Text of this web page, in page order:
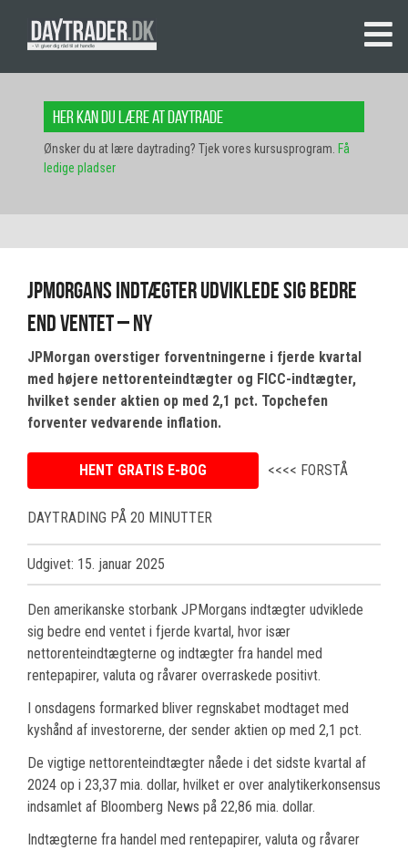
Her kan du lære at daytrade
Ønsker du at lære daytrading? Tjek vores kursusprogram. Få
ledige pladser
JPMorgans indtægter udviklede sig bedre
end ventet – NY
JPMorgan overstiger forventningerne i fjerde kvartal
med højere nettorenteindtægter og FICC-indtægter,
hvilket sender aktien op med 2,1 pct. Topchefen
forventer vedvarende inflation.
HENT GRATIS E-BOG <<<< FORSTÅ
DAYTRADING PÅ 20 MINUTTER
Udgivet: 15. januar 2025
Den amerikanske storbank JPMorgans indtægter udviklede
sig bedre end ventet i fjerde kvartal, hvor især
nettorenteindtægterne og indtægter fra handel med
rentepapirer, valuta og råvarer overraskede positivt.
I onsdagens formarked bliver regnskabet modtaget med
kyshånd af investorerne, der sender aktien op med 2,1 pct.
De vigtige nettorenteindtægter nåede i det sidste kvartal af
2024 op i 23,37 mia. dollar, hvilket er over analytikerkonsensus
indsamlet af Bloomberg News på 22,86 mia. dollar.
Indtægterne fra handel med rentepapirer, valuta og råvarer